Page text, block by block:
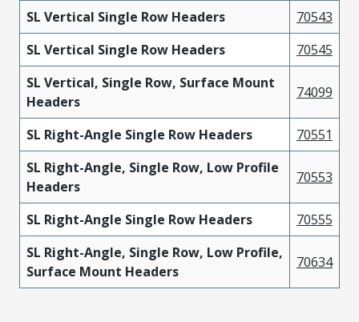
SL Vertical Single Row Headers
70543
SL Vertical Single Row Headers
70545
SL Vertical, Single Row, Surface Mount
Headers
74099
SL Right-Angle Single Row Headers
70551
SL Right-Angle, Single Row, Low Profile
Headers
70553
SL Right-Angle Single Row Headers
70555
SL Right-Angle, Single Row, Low Profile,
Surface Mount Headers
70634